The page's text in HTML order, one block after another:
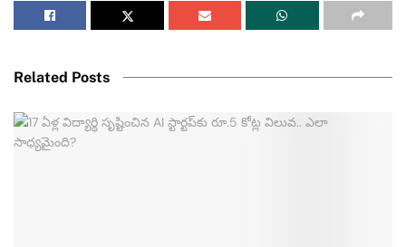
Related Posts